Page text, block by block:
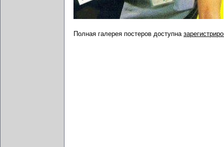
Полная галерея постеров доступна